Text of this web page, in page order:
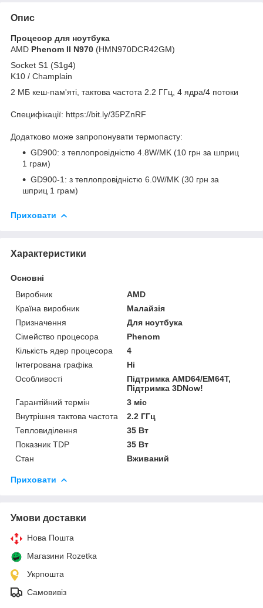
Опис
Процесор для ноутбука
AMD Phenom II N970 (HMN970DCR42GM)
Socket S1 (S1g4)
K10 / Champlain
2 МБ кеш-пам'яті, тактова частота 2.2 ГГц, 4 ядра/4 потоки
Специфікації: https://bit.ly/35PZnRF
Додатково може запропонувати термопасту:
GD900: з теплопровідністю 4.8W/MK (10 грн за шприц
1 грам)
GD900-1: з теплопровідністю 6.0W/MK (30 грн за
шприц 1 грам)
Приховати
Характеристики
Основні
Виробник
AMD
Країна виробник
Малайзія
Призначення
Для ноутбука
Сімейство процесора
Phenom
Кількість ядер процесора
4
Інтегрована графіка
Ні
Особливості
Підтримка AMD64/EM64T,
Підтримка 3DNow!
Гарантійний термін
3 міс
Внутрішня тактова частота
2.2 ГГц
Тепловиділення
35 Вт
Показник TDP
35 Вт
Стан
Вживаний
Приховати
Умови доставки
Нова Пошта
Магазини Rozetka
Укрпошта
Самовивіз